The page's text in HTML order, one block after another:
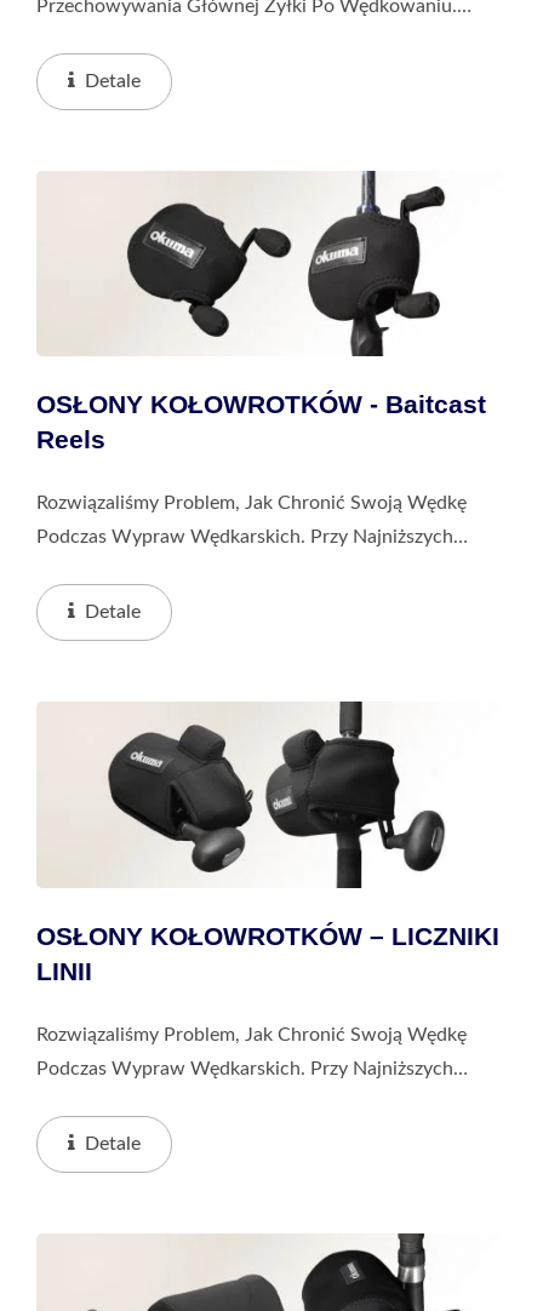
Przechowywania Głównej Żyłki Po Wędkowaniu.
Się Już Martwić, Że Nie Będziesz Mógł Przechować...
Detale
OSŁONY KOŁOWROTKÓW - Baitcast
Reels
Rozwiązaliśmy Problem, Jak Chronić Swoją Wędkę
Podczas Wypraw Wędkarskich. Przy Najniższych
Zderzeniami Lub Zarysowaniami Podczas Transportu.
To Najlepszy...
Detale
OSŁONY KOŁOWROTKÓW – LICZNIKI
LINII
Rozwiązaliśmy Problem, Jak Chronić Swoją Wędkę
Podczas Wypraw Wędkarskich. Przy Najniższych
Zderzeniami Lub Zarysowaniami Podczas Transportu.
To Najlepszy...
Detale